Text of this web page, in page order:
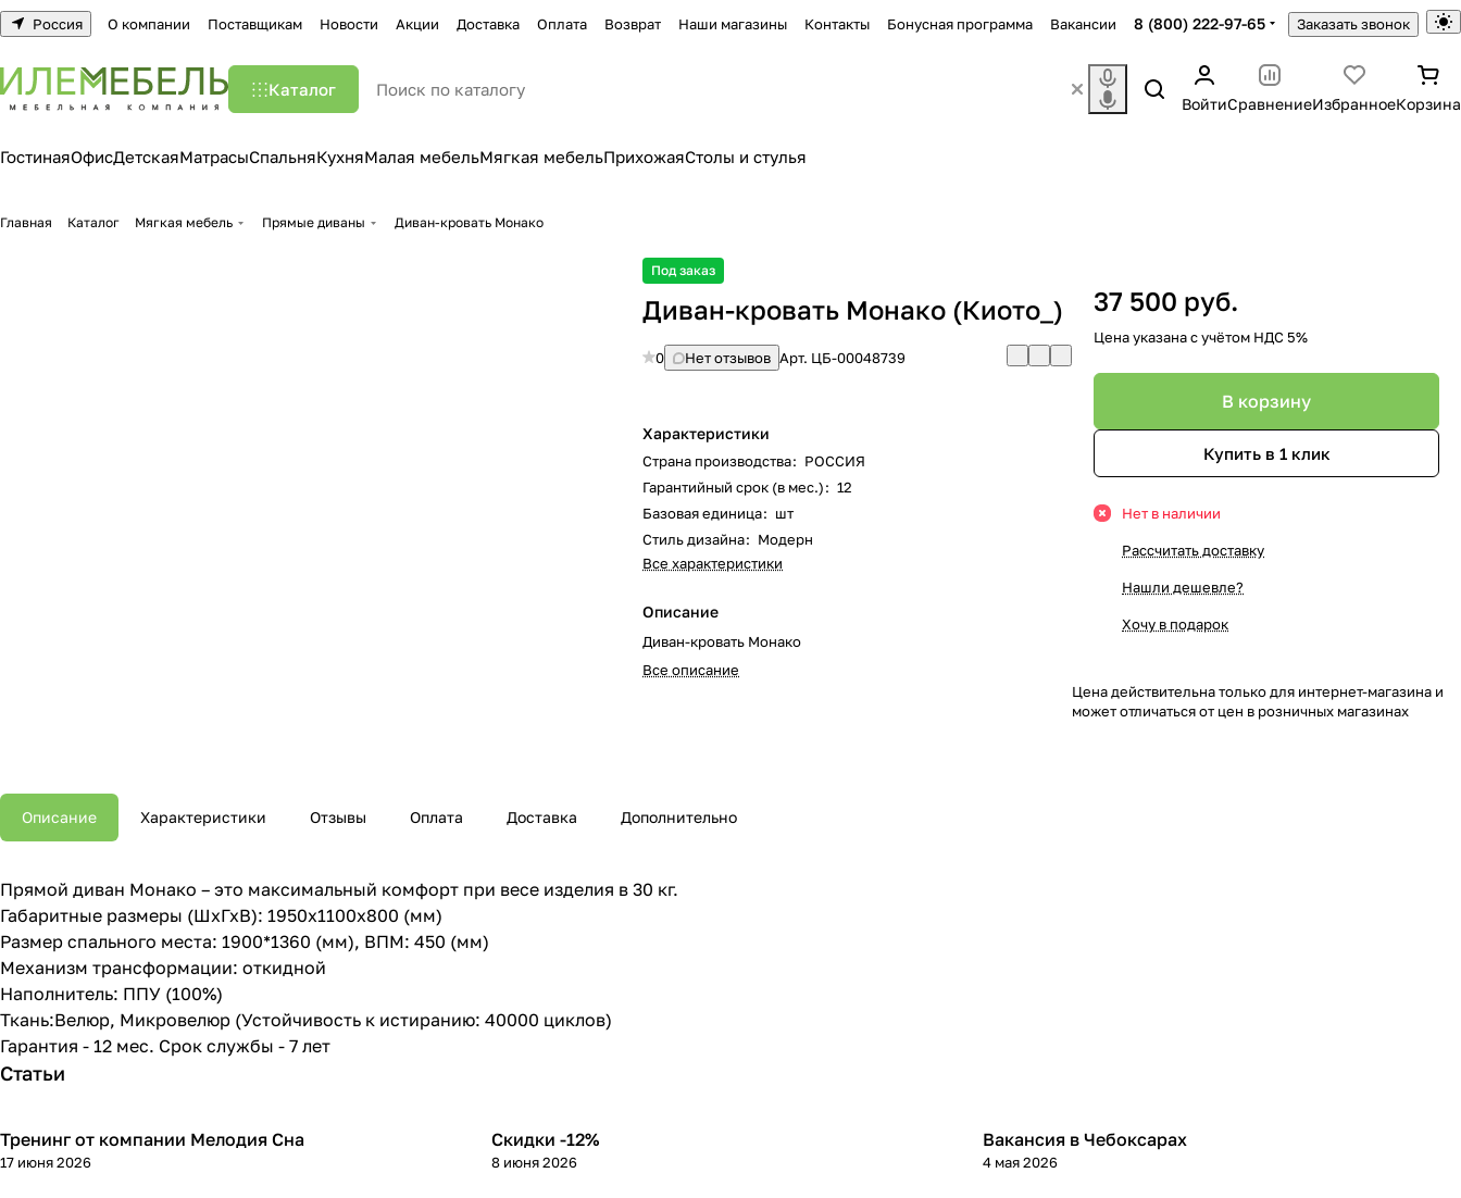
Россия О компании Поставщикам Новости Акции Доставка Оплата Возврат Наши магазины Контакты Бонусная программа Вакансии 8 (800) 222-97-65 Заказать звонок
Каталог
ВойтиСравнениеИзбранноеКорзина
ГостинаяОфисДетскаяМатрасыСпальняКухняМалая мебельМягкая мебельПрихожаяСтолы и стулья
Главная Каталог Мягкая мебель Прямые диваны Диван-кровать Монако
Под заказ
Диван-кровать Монако (Киото_)
0 Нет отзывов Арт. ЦБ-00048739
Характеристики
Страна производства: РОССИЯ
Гарантийный срок (в мес.): 12
Базовая единица: шт
Стиль дизайна: Модерн
Все характеристики
Описание
Диван-кровать Монако
Все описание
37 500 руб.
Цена указана с учётом НДС 5%
В корзину
Купить в 1 клик
Нет в наличии
Рассчитать доставку
Нашли дешевле?
Хочу в подарок
Цена действительна только для интернет-магазина и
может отличаться от цен в розничных магазинах
Описание Характеристики Отзывы Оплата Доставка Дополнительно
Прямой диван Монако – это максимальный комфорт при весе изделия в 30 кг.
Габаритные размеры (ШхГхВ): 1950х1100х800 (мм)
Размер спального места: 1900*1360 (мм), ВПМ: 450 (мм)
Механизм трансформации: откидной
Наполнитель: ППУ (100%)
Ткань:Велюр, Микровелюр (Устойчивость к истиранию: 40000 циклов)
Гарантия - 12 мес. Срок службы - 7 лет
Статьи
Тренинг от компании Мелодия Сна
17 июня 2026
Скидки -12%
8 июня 2026
Вакансия в Чебоксарах
4 мая 2026